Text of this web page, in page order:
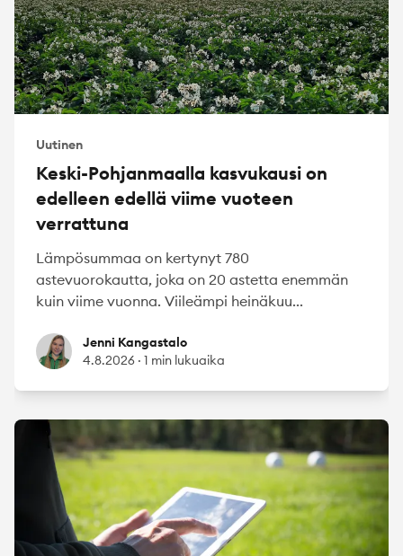
Uutinen
Keski-Pohjanmaalla kasvukausi on
edelleen edellä viime vuoteen
verrattuna
Lämpösummaa on kertynyt 780
astevuorokautta, joka on 20 astetta enemmän
kuin viime vuonna. Viileämpi heinäkuu...
Jenni Kangastalo
Jenni Kangastalo
4.8.2026 · 1 min lukuaika